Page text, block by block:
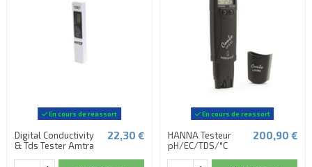
(3 avis)
En cours de reassort
Digital Conductivity
& Tds Tester Amtra
22,30 €
En cours de reassort
HANNA Testeur
pH/EC/TDS/°C
200,90 €